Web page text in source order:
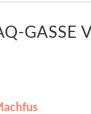
GASSE